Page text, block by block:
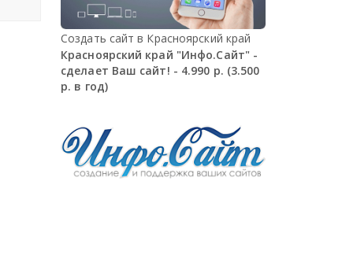
Создать сайт в Красноярский край
Красноярский край "Инфо.Сайт" -
сделает Ваш сайт! - 4.990 р. (3.500
р. в год)